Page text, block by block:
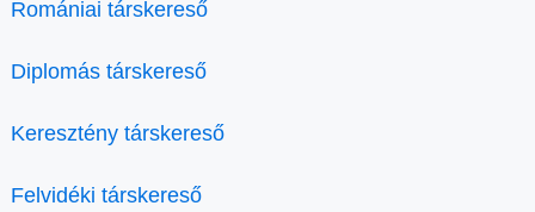
Romániai társkereső
Diplomás társkereső
Keresztény társkereső
Felvidéki társkereső